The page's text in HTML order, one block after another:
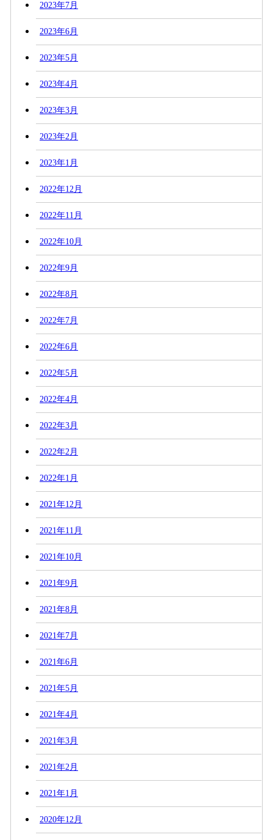
2023年7月
2023年6月
2023年5月
2023年4月
2023年3月
2023年2月
2023年1月
2022年12月
2022年11月
2022年10月
2022年9月
2022年8月
2022年7月
2022年6月
2022年5月
2022年4月
2022年3月
2022年2月
2022年1月
2021年12月
2021年11月
2021年10月
2021年9月
2021年8月
2021年7月
2021年6月
2021年5月
2021年4月
2021年3月
2021年2月
2021年1月
2020年12月